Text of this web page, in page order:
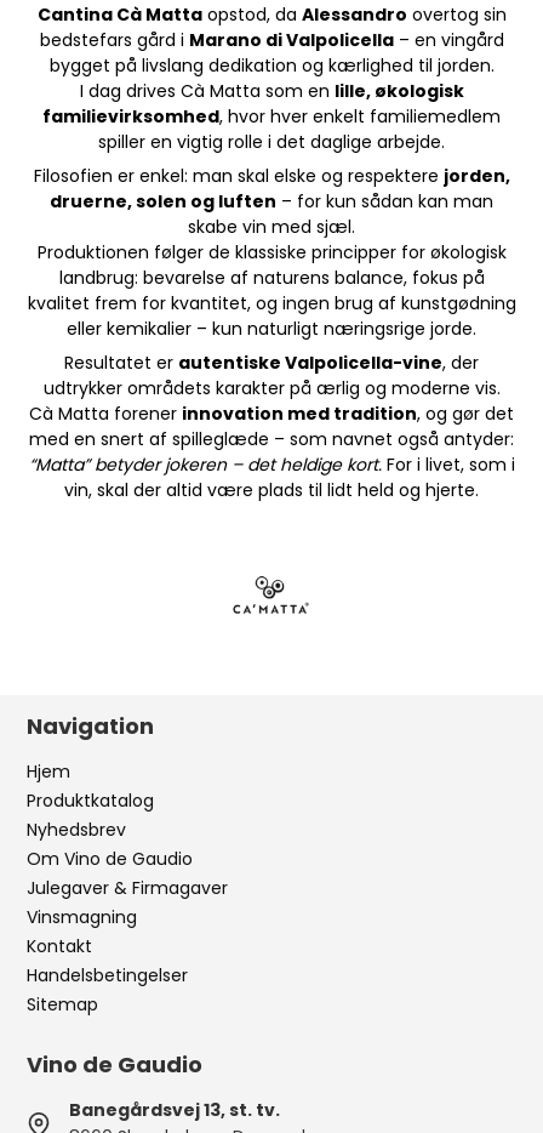
Cantina Cà Mattaopstod, da Alessandro overtog sin
bedstefars gård i Marano di Valpolicella– en vingård
bygget på livslang dedikation og kærlighed til jorden.
I dag drives Cà Matta som en lille, økologisk
familievirksomhed, hvor hver enkelt familiemedlem
spiller en vigtig rolle i det daglige arbejde.
Filosofien er enkel: man skal elske og respektere jorden,
druerne, solen og luften – for kun sådan kan man
skabe vin med sjæl.
Produktionen følger de klassiske principper for økologisk
landbrug: bevarelse af naturens balance, fokus på
kvalitet frem for kvantitet, og ingen brug af kunstgødning
eller kemikalier – kun naturligt næringsrige jorde.
Resultatet er autentiske Valpolicella-vine, der
udtrykker områdets karakter på ærlig og moderne vis.
Cà Matta forener innovation med tradition, og gør det
med en snert af spilleglæde – som navnet også antyder:
“Matta” betyder jokeren – det heldige kort.For i livet, som i
vin, skal der altid være plads til lidt held og hjerte.
Navigation
Hjem
Produktkatalog
Nyhedsbrev
Om Vino de Gaudio
Julegaver & Firmagaver
Vinsmagning
Kontakt
Handelsbetingelser
Sitemap
Vino de Gaudio
Banegårdsvej 13, st. tv.